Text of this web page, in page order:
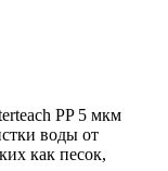
PP 5 мкм
воды от
как песок,